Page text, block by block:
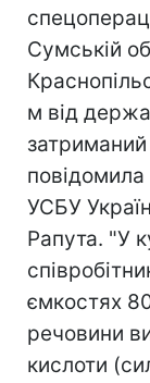
Сумській
м від
повiдомила
УСБУ
Рапута. "У
ємкостях
речовини
кислоти